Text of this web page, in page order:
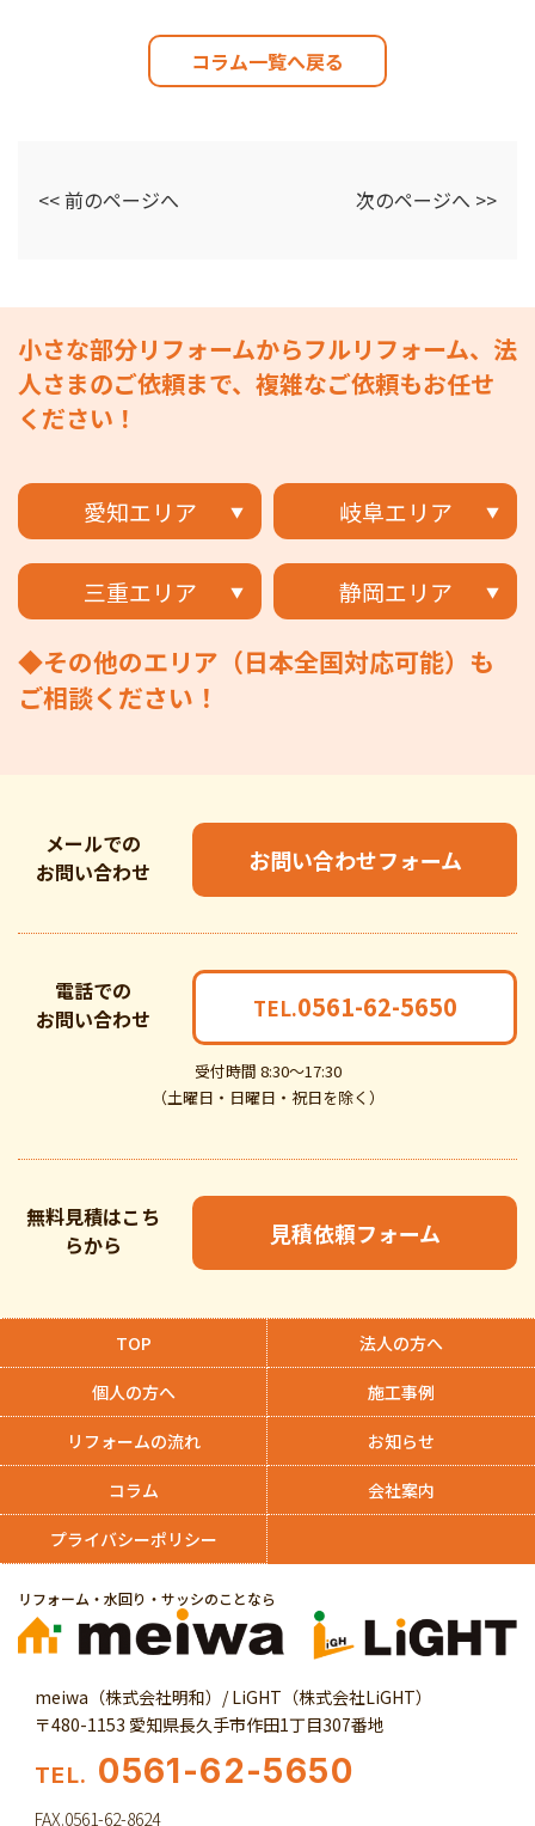
コラム一覧へ戻る
<< 前のページへ 次のページへ >>
小さな部分リフォームからフルリフォーム、法
人さまのご依頼まで、複雑なご依頼もお任せ
ください！
愛知エリア 岐阜エリア
三重エリア 静岡エリア
◆その他のエリア（日本全国対応可能）も
ご相談ください！
メールでの
お問い合わせ
お問い合わせフォーム
電話での
お問い合わせ
受付時間 8:30～17:30
（土曜日・日曜日・祝日を除く）
TEL.0561-62-5650
無料見積はこち
らから
見積依頼フォーム
リフォーム・水回り・サッシのことなら
meiwa（株式会社明和）/ LiGHT（株式会社LiGHT）
〒480-1153 愛知県長久手市作田1丁目307番地
TEL. 0561-62-5650
FAX.0561-62-8624
TOP 法人の方へ
個人の方へ 施工事例
リフォームの流れ お知らせ
コラム 会社案内
プライバシーポリシー